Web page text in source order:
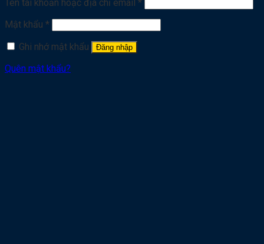
Tên tài khoản hoặc địa chỉ email *
Mật khẩu *
Ghi nhớ mật khẩu
Đăng nhập
Quên mật khẩu?